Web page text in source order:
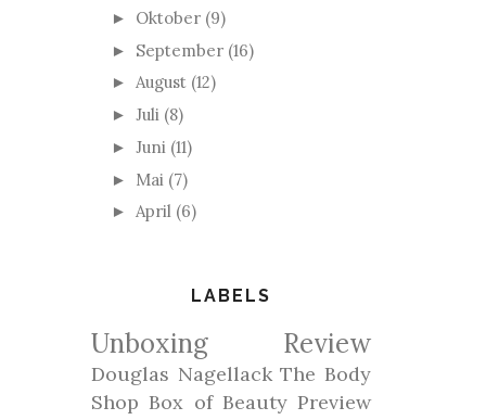
► Oktober (9)
► September (16)
► August (12)
► Juli (8)
► Juni (11)
► Mai (7)
► April (6)
LABELS
Unboxing Review
Douglas Nagellack The Body
Shop Box of Beauty Preview